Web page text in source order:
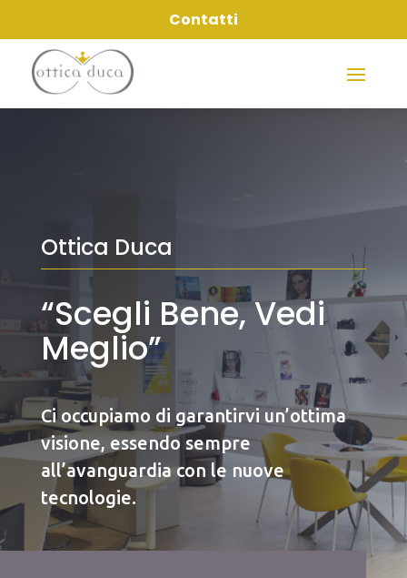
Contatti
Ottica Duca
“Scegli Bene, Vedi
Meglio”
Ci occupiamo di garantirvi un’ottima
visione, essendo sempre
all’avanguardia con le nuove
tecnologie.